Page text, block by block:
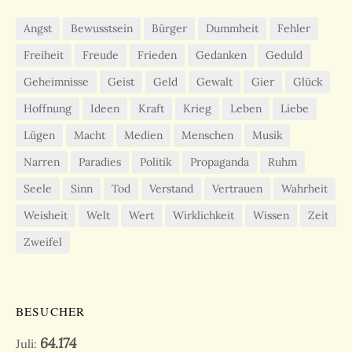
Angst Bewusstsein Bürger Dummheit
Fehler
Freiheit
Freude Frieden Gedanken
Geduld
Geheimnisse
Geist Geld Gewalt Gier
Glück
Hoffnung
Ideen Kraft Krieg Leben
Liebe
Lügen
Macht Medien Menschen
Musik
Narren
Paradies Politik Propaganda
Ruhm
Seele
Sinn Tod Verstand Vertrauen
Wahrheit
Weisheit
Welt Wert Wirklichkeit Wissen
Zeit
Zweifel
BESUCHER
Juli: 64.174